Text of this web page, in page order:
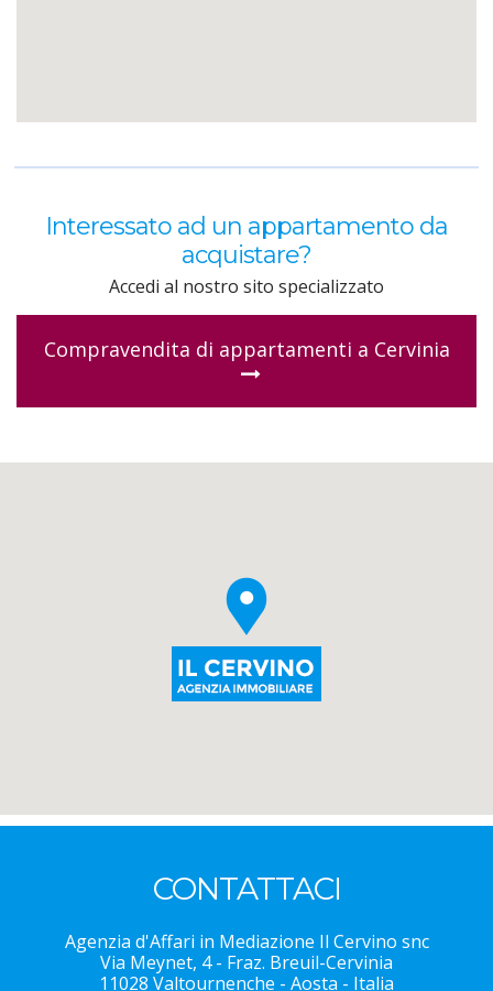
Interessato ad un appartamento da
acquistare?
Accedi al nostro sito specializzato
Compravendita di appartamenti a Cervinia
CONTATTACI
Agenzia d'Affari in Mediazione Il Cervino snc
Via Meynet, 4 - Fraz. Breuil-Cervinia
11028 Valtournenche - Aosta - Italia